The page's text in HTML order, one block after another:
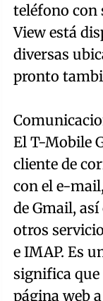
teléfono con
View está
diversas
pronto
El T-Mobile
cliente de
con el e-
de Gmail,
otros
e IMAP. Es
significa que
página web